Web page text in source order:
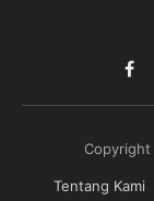
Tentang Kami